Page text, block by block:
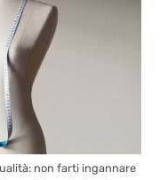
non farti ingannare